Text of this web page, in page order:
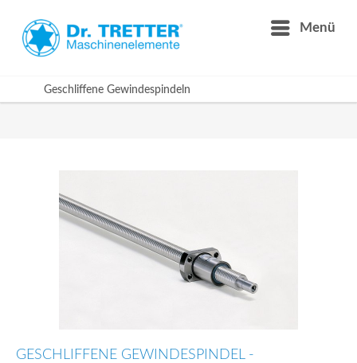
Menü
Geschliffene Gewindespindeln
GESCHLIFFENE GEWINDESPINDEL -